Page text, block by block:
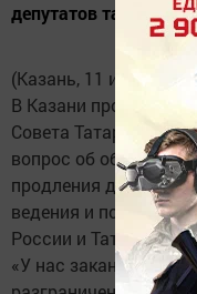
депутатов
(Казань, 11 июля,
В Казани проходит
Совета Татарстана V
вопрос об
продления договора
ведения и
России и Татарстана.
«У нас